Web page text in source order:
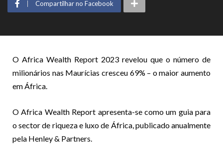
Compartilhar no Facebook
O Africa Wealth Report 2023 revelou que o número de
milionários nas Maurícias cresceu 69% – o maior aumento
em África.
O Africa Wealth Report apresenta-se como um guia para
o sector de riqueza e luxo de África, publicado anualmente
pela Henley & Partners.